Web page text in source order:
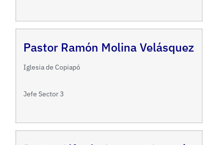
Pastor Ramón Molina Velásquez
Iglesia de Copiapó
Jefe Sector 3